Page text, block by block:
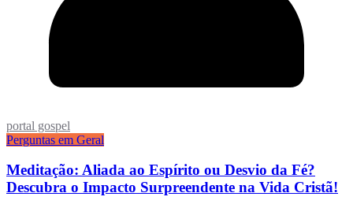
portal gospel
Perguntas em Geral
Meditação: Aliada ao Espírito ou Desvio da Fé?
Descubra o Impacto Surpreendente na Vida Cristã!